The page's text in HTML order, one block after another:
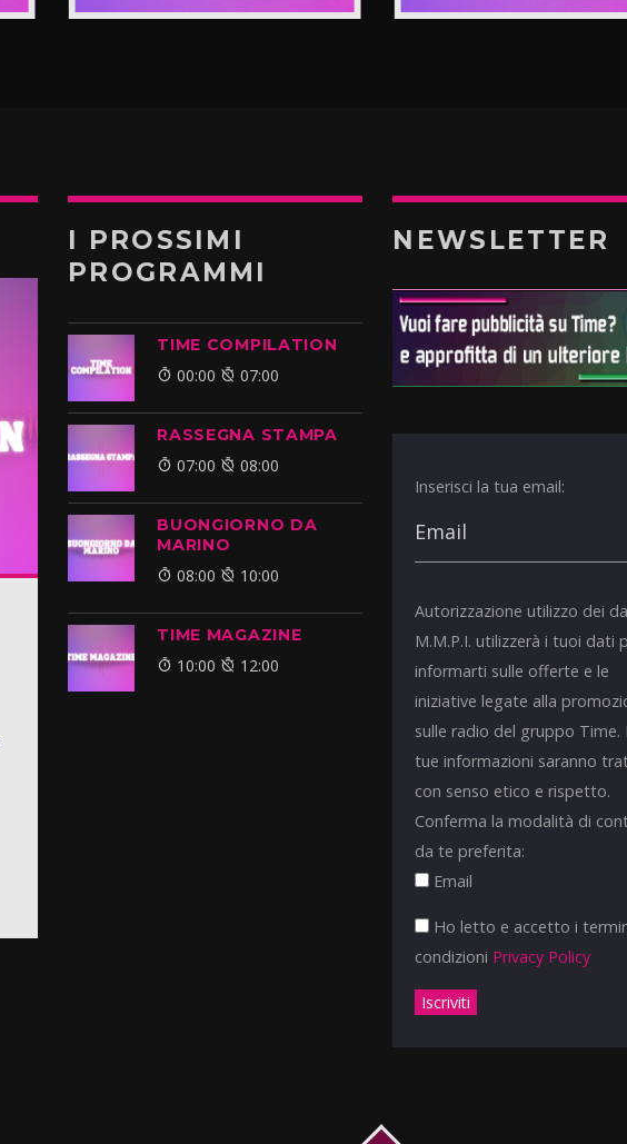
I PROSSIMI
PROGRAMMI
TIME COMPILATION
00:00 07:00
RASSEGNA STAMPA
07:00 08:00
BUONGIORNO DA
MARINO
08:00 10:00
TIME MAGAZINE
10:00 12:00
NEWSLETTER
Inserisci la tua email:
Autorizzazione utilizzo dei
M.M.P.I. utilizzerà i tuoi dati
informarti sulle offerte e le
iniziative legate alla
sulle radio del gruppo Time.
tue informazioni saranno
con senso etico e rispetto.
Conferma la modalità di
da te preferita:
Email
Ho letto e accetto i
condizioni Privacy Policy